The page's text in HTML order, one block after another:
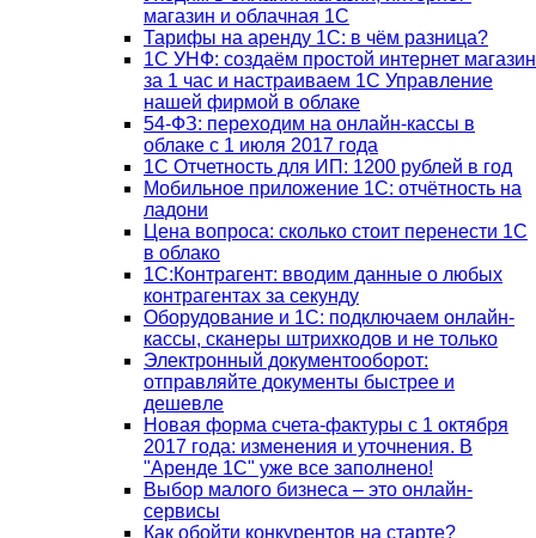
магазин и облачная 1С
Тарифы на аренду 1С: в чём разница?
1С УНФ: создаём простой интернет магазин
за 1 час и настраиваем 1С Управление
нашей фирмой в облаке
54-ФЗ: переходим на онлайн-кассы в
облаке с 1 июля 2017 года
1С Отчетность для ИП: 1200 рублей в год
Мобильное приложение 1С: отчётность на
ладони
Цена вопроса: сколько стоит перенести 1С
в облако
1С:Контрагент: вводим данные о любых
контрагентах за секунду
Оборудование и 1С: подключаем онлайн-
кассы, сканеры штрихкодов и не только
Электронный документооборот:
отправляйте документы быстрее и
дешевле
Новая форма счета-фактуры с 1 октября
2017 года: изменения и уточнения. В
"Аренде 1С" уже все заполнено!
Выбор малого бизнеса – это онлайн-
сервисы
Как обойти конкурентов на старте?